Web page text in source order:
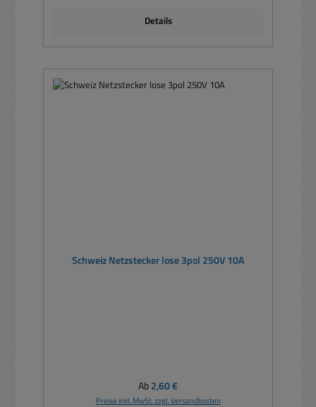
Details
Schweiz Netzstecker lose 3pol 250V 10A
Regulärer Preis:
Ab2,60 €
Preise inkl. MwSt. zzgl. Versandkosten